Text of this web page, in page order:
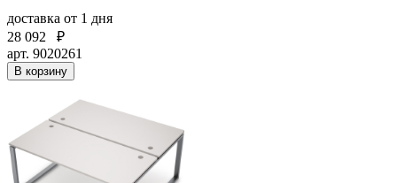
доставка от 1 дня
28 092
₽
арт. 9020261
В корзину